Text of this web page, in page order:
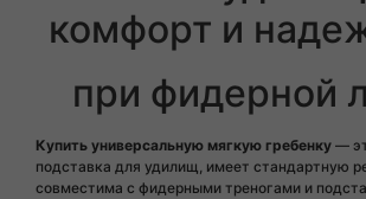
комфорт и
при фидерной
Купить универсальную мягкую гребенку —
подставка для удилищ, имеет стандартную
совместима с фидерными треногами и